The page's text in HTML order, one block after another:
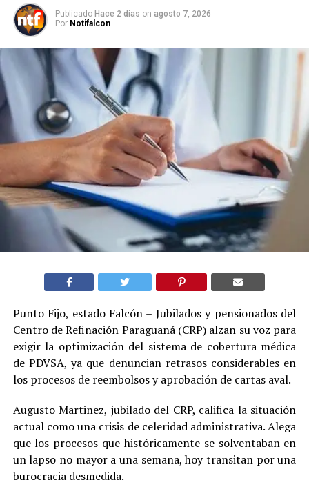
Publicado Hace 2 días on agosto 7, 2026
Por Notifalcon
Punto Fijo, estado Falcón – Jubilados y pensionados del
Centro de Refinación Paraguaná (CRP) alzan su voz para
exigir la optimización del sistema de cobertura médica
de PDVSA, ya que denuncian retrasos considerables en
los procesos de reembolsos y aprobación de cartas aval.
Augusto Martinez, jubilado del CRP, califica la situación
actual como una crisis de celeridad administrativa. Alega
que los procesos que históricamente se solventaban en
un lapso no mayor a una semana, hoy transitan por una
burocracia desmedida.